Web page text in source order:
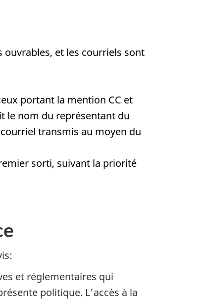
et les courriels sont
portant la mention CC et
le nom du représentant du
transmis au moyen du
sorti, suivant la priorité
et réglementaires qui
politique. L'accès à la